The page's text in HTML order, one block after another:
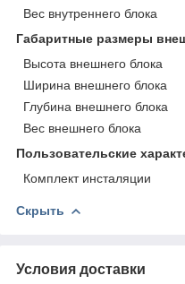
Вес внутреннего блока
Габаритные размеры
Высота внешнего блока
Ширина внешнего блока
Глубина внешнего блока
Вес внешнего блока
Пользовательские
Комплект инсталяции
Скрыть
Условия доставки